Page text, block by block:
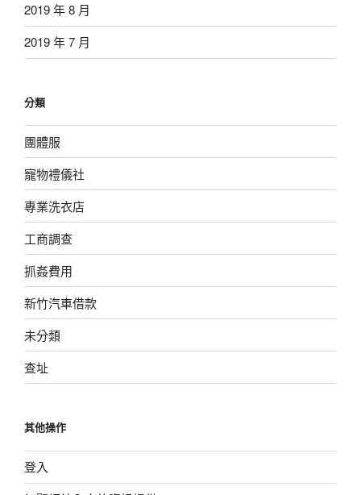
2019 年 8 月
2019 年 7 月
分類
團體服
寵物禮儀社
專業洗衣店
工商調查
抓姦費用
新竹汽車借款
未分類
查址
其他操作
登入